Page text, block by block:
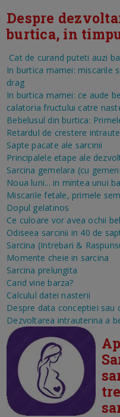
Despre
burtica, in
Cat de curand puteti auzi
In burtica mamei: miscarile
drag
In burtica mamei: ce aude
calatoria fructului catre
Bebelusul din burtica:
Retardul de crestere
Sapte pacate ale sarcinii
Principalele etape ale
Sarcina gemelara (cu
Noua luni... in mintea unui
Miscarile fetale, primele
Dopul gelatinos
Ce culoare vor avea ochii
Odiseea sarcinii in 40 de
Sarcina (Intrebari &
Momente cheie in sarcina
Sarcina prelungita
Cand vine barza?
Calculul datei nasterii
Despre data conceptiei sau
Dezvoltarea intrauterina a